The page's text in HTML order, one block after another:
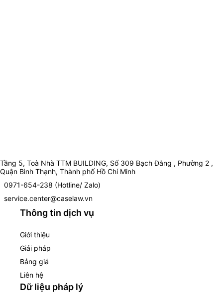
Tầng 5, Toà Nhà TTM BUILDING, Số 309 Bạch Đằng , Phường 2 ,
Quận Bình Thạnh, Thành phố Hồ Chí Minh
0971-654-238 (Hotline/ Zalo)
service.center@caselaw.vn
Thông tin dịch vụ
Giới thiệu
Giải pháp
Bảng giá
Liên hệ
Dữ liệu pháp lý